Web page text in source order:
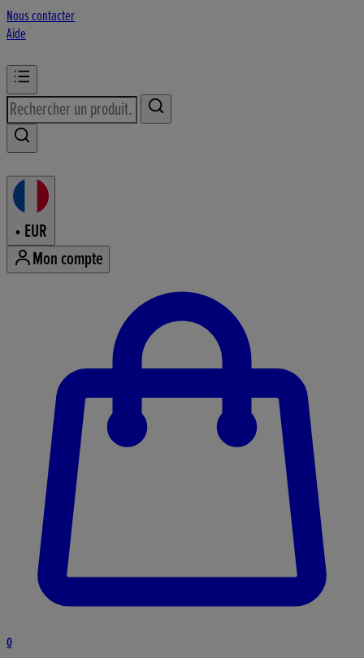
Nous contacter
Aide
• EUR
Mon compte
0